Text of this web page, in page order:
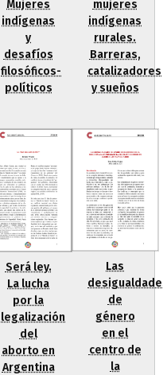
Mujeres
indígenas
y
desafíos
filosóficos-
políticos
mujeres
indígenas
rurales.
Barreras,
catalizadores
y sueños
Será ley.
La lucha
por la
legalización
del
aborto en
Argentina
Las
de
género
en el
centro de
la